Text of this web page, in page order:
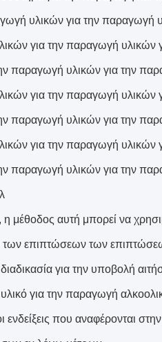
υλικών για την παραγωγή
για την παραγωγή υλικών
παραγωγή υλικών για την
για την παραγωγή υλικών
παραγωγή υλικών για την
για την παραγωγή υλικών
παραγωγή υλικών για την
η μέθοδος αυτή μπορεί να
επιπτώσεων των
για την υποβολή
υλικό για την παραγωγή
ενδείξεις που αναφέρονται